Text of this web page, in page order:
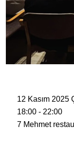
12 Kasım 2025
18:00 - 22:00
7 Mehmet